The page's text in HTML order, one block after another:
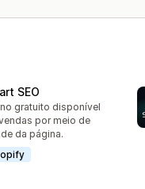
SEO
ao todo
gratuito disponível
por meio de
da página.